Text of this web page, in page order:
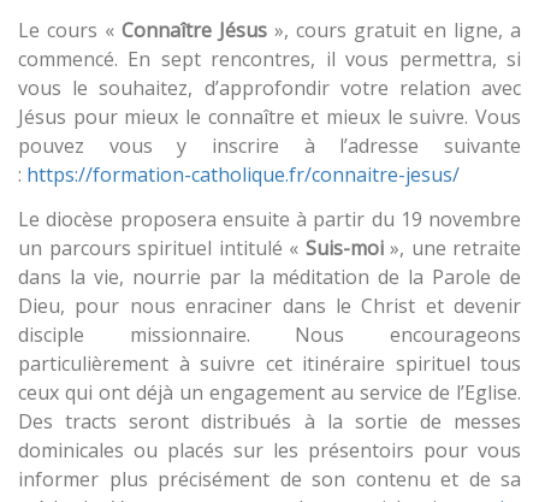
Le cours « Connaître Jésus », cours gratuit en ligne, a
commencé. En sept rencontres, il vous permettra, si
vous le souhaitez, d’approfondir votre relation avec
Jésus pour mieux le connaître et mieux le suivre. Vous
pouvez vous y inscrire à l’adresse suivante
: https://formation-catholique.fr/connaitre-jesus/
Le diocèse proposera ensuite à partir du 19 novembre
un parcours spirituel intitulé « Suis-moi», une retraite
dans la vie, nourrie par la méditation de la Parole de
Dieu, pour nous enraciner dans le Christ et devenir
disciple missionnaire. Nous encourageons
particulièrement à suivre cet itinéraire spirituel tous
ceux qui ont déjà un engagement au service de l’Eglise.
Des tracts seront distribués à la sortie de messes
dominicales ou placés sur les présentoirs pour vous
informer plus précisément de son contenu et de sa